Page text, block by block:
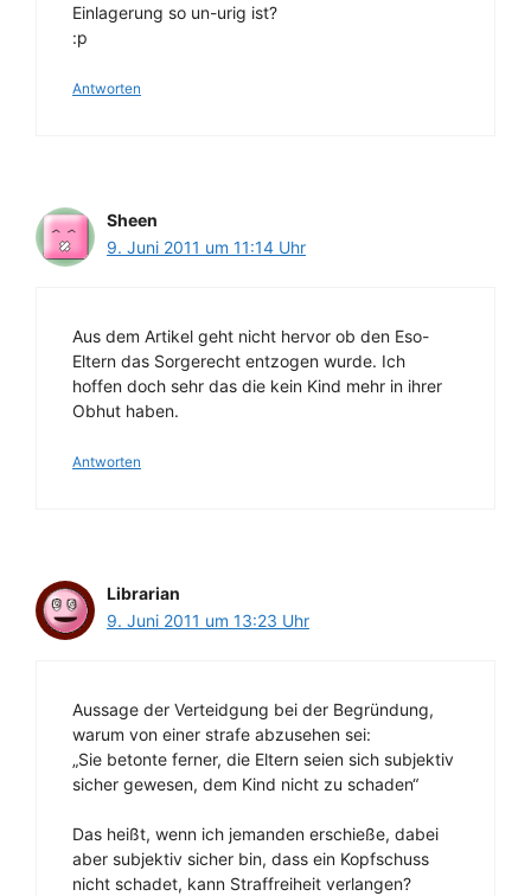
Einlagerung so un-urig ist?
:p
Antworten
Sheen
9. Juni 2011 um 11:14 Uhr
Aus dem Artikel geht nicht hervor ob den Eso-
Eltern das Sorgerecht entzogen wurde. Ich
hoffen doch sehr das die kein Kind mehr in ihrer
Obhut haben.
Antworten
Librarian
9. Juni 2011 um 13:23 Uhr
Aussage der Verteidgung bei der Begründung,
warum von einer strafe abzusehen sei:
„Sie betonte ferner, die Eltern seien sich subjektiv
sicher gewesen, dem Kind nicht zu schaden“
Das heißt, wenn ich jemanden erschieße, dabei
aber subjektiv sicher bin, dass ein Kopfschuss
nicht schadet, kann Straffreiheit verlangen?